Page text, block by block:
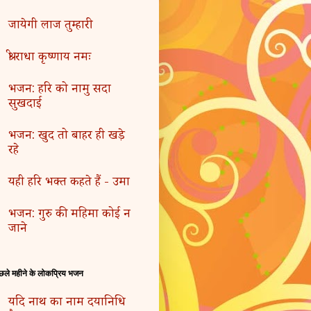
जायेगी लाज तुम्हारी
श्री राधा कृष्णाय नमः
भजन: हरि को नामु सदा
सुखदाई
भजन: खुद तो बाहर ही खड़े
रहे
यही हरि भक्त कहते हैं - उमा
भजन: गुरु की महिमा कोई न
जाने
महीने के लोकप्रिय भजन
यदि नाथ का नाम दयानिधि